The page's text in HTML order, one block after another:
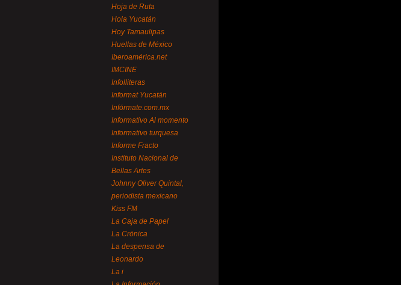
Hoja de Ruta
Hola Yucatán
Hoy Tamaulipas
Huellas de México
Iberoamérica.net
IMCINE
Infolliteras
Informat Yucatán
Infórmate.com.mx
Informativo Al momento
Informativo turquesa
Informe Fracto
Instituto Nacional de
Bellas Artes
Johnny Oliver Quintal,
periodista mexicano
Kiss FM
La Caja de Papel
La Crónica
La despensa de
Leonardo
La i